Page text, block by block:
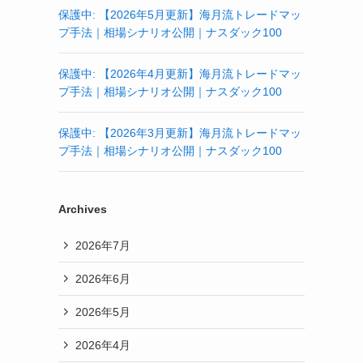
保護中: 【2026年5月更新】海月流トレードマッ
プ手法｜相場シナリオ公開｜ナスダック100
保護中: 【2026年4月更新】海月流トレードマッ
プ手法｜相場シナリオ公開｜ナスダック100
保護中: 【2026年3月更新】海月流トレードマッ
プ手法｜相場シナリオ公開｜ナスダック100
Archives
2026年7月
2026年6月
2026年5月
2026年4月